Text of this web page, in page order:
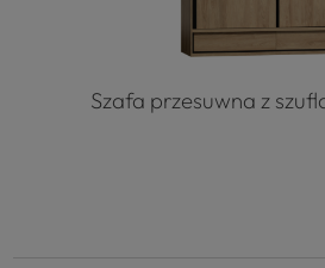
Szafa przesuwna z